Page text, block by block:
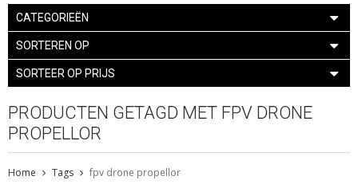
CATEGORIEËN
SORTEREN OP
SORTEER OP PRIJS
PRODUCTEN GETAGD MET FPV DRONE
PROPELLOR
Home Tags fpv drone propellor